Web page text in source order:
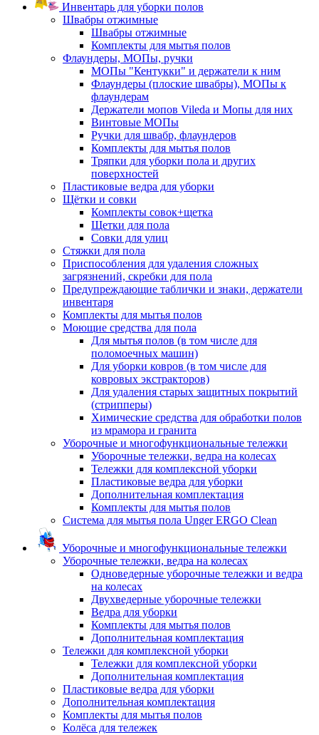
Инвентарь для уборки полов
Швабры отжимные
Швабры отжимные
Комплекты для мытья полов
Флаундеры, МОПы, ручки
МОПы "Кентукки" и держатели к ним
Флаундеры (плоские швабры), МОПы к
флаундерам
Держатели мопов Vileda и Мопы для них
Винтовые МОПы
Ручки для швабр, флаундеров
Комплекты для мытья полов
Тряпки для уборки пола и других
поверхностей
Пластиковые ведра для уборки
Щётки и совки
Комплекты совок+щетка
Щетки для пола
Совки для улиц
Стяжки для пола
Приспособления для удаления сложных
загрязнений, скребки для пола
Предупреждающие таблички и знаки, держатели
инвентаря
Комплекты для мытья полов
Моющие средства для пола
Для мытья полов (в том числе для
поломоечных машин)
Для уборки ковров (в том числе для
ковровых экстракторов)
Для удаления старых защитных покрытий
(стрипперы)
Химические средства для обработки полов
из мрамора и гранита
Уборочные и многофункциональные тележки
Уборочные тележки, ведра на колесах
Тележки для комплексной уборки
Пластиковые ведра для уборки
Дополнительная комплектация
Комплекты для мытья полов
Система для мытья пола Unger ERGO Clean
Уборочные и многофункциональные тележки
Уборочные тележки, ведра на колесах
Одноведерные уборочные тележки и ведра
на колесах
Двухведерные уборочные тележки
Ведра для уборки
Комплекты для мытья полов
Дополнительная комплектация
Тележки для комплексной уборки
Тележки для комплексной уборки
Дополнительная комплектация
Пластиковые ведра для уборки
Дополнительная комплектация
Комплекты для мытья полов
Колёса для тележек